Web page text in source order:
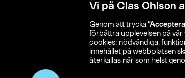
Vi på Clas Ohlson
Genom att trycka
förbättra upplevelsen på vår
cookies: nödvändiga,
innehållet på webbplatsen
återkallas när som helst
Leveransalternativ